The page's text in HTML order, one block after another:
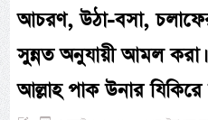
আচরণ, উঠা-বসা,
সুন্নত অনুযায়ী আমল করা।
আল্লাহ পাক উনার